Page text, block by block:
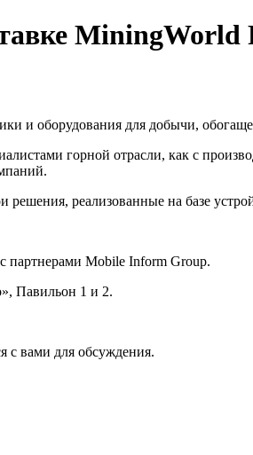
MiningWorld
и оборудования для добычи,
горной отрасли, как с
решения, реализованные на базе
партнерами Mobile Inform Group.
Павильон 1 и 2.
с вами для обсуждения.